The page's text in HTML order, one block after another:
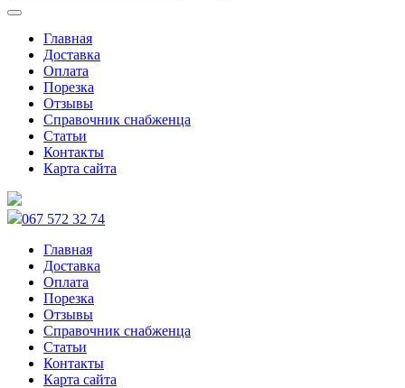
Главная
Доставка
Оплата
Порезка
Отзывы
Справочник снабженца
Статьи
Контакты
Карта сайта
067 572 32 74
Главная
Доставка
Оплата
Порезка
Отзывы
Справочник снабженца
Статьи
Контакты
Карта сайта